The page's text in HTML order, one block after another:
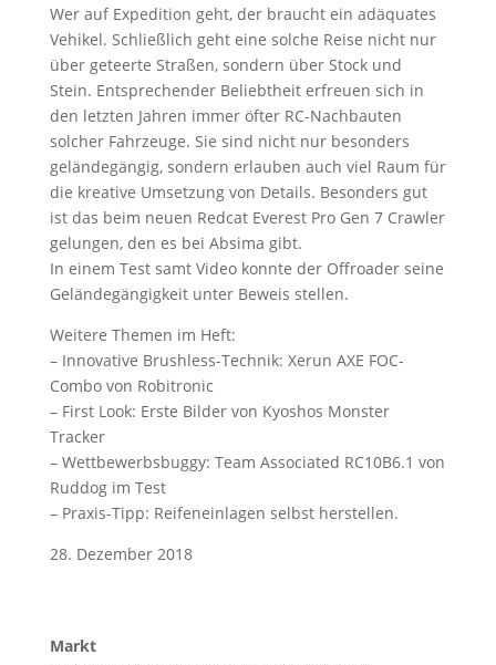
Wer auf Expedition geht, der braucht ein adäquates
Vehikel. Schließlich geht eine solche Reise nicht nur
über geteerte Straßen, sondern über Stock und
Stein. Entsprechender Beliebtheit erfreuen sich in
den letzten Jahren immer öfter RC-Nachbauten
solcher Fahrzeuge. Sie sind nicht nur besonders
geländegängig, sondern erlauben auch viel Raum für
die kreative Umsetzung von Details. Besonders gut
ist das beim neuen Redcat Everest Pro Gen 7 Crawler
gelungen, den es bei Absima gibt.
In einem Test samt Video konnte der Offroader seine
Geländegängigkeit unter Beweis stellen.
Weitere Themen im Heft:
– Innovative Brushless-Technik: Xerun AXE FOC-
Combo von Robitronic
– First Look: Erste Bilder von Kyoshos Monster
Tracker
– Wettbewerbsbuggy: Team Associated RC10B6.1 von
Ruddog im Test
– Praxis-Tipp: Reifeneinlagen selbst herstellen.
28. Dezember 2018
Markt